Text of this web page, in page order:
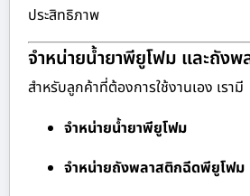
ประสิทธิภาพ
จำหน่ายน้ำยาพียูโฟม และถัง
สำหรับลูกค้าที่ต้องการใช้งานเอง เรามี
จำหน่ายน้ำยาพียูโฟม
จำหน่ายถังพลาสติกฉีดพียูโฟม